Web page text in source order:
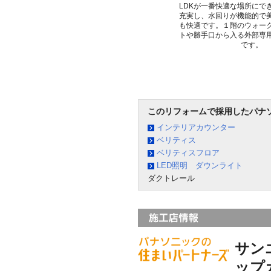
LDKが一番快適な場所にで
充実し、水回りが機能的で
も快適です。１階のウォー
トや勝手口から入る外部専
です。
このリフォームで採用したパナ
インテリアカウンター
ベリティス
ベリティスフロア
LED照明 ダウンライト
ダクトレール
サ
ップ